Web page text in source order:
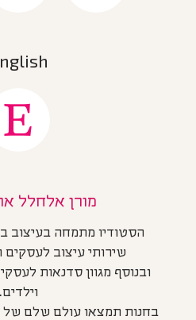
מורן אלחלל
הסטודיו מתמחה בעיצוב
שירותי עיצוב לעסקים
ובנוסף מגוון סדנאות
וילדים.
בחנות תמצאו עולם שלם של